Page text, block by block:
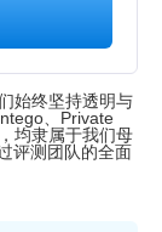
始终坚持透明与
、Private
均隶属于我们母
评测团队的全面